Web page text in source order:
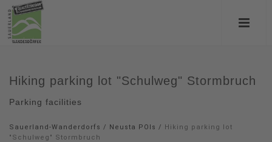
Hiking parking lot "Schulweg" Stormbruch
Parking facilities
Sauerland-Wanderdorfs / Neusta POIs / Hiking parking lot
"Schulweg" Stormbruch